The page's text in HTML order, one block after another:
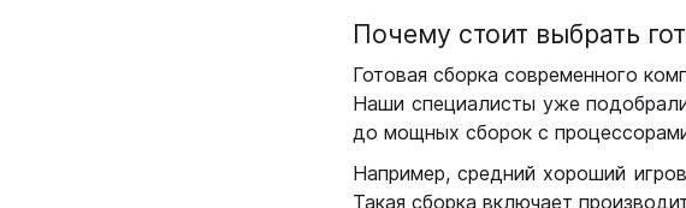
Почему стоит выбрать
Готовая сборка современного
Наши специалисты уже
до мощных сборок с
Например, средний хороший
Такая сборка включает